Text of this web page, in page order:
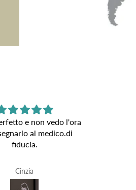
e non vedo l'ora
al medico.di
fiducia.
Cinzia